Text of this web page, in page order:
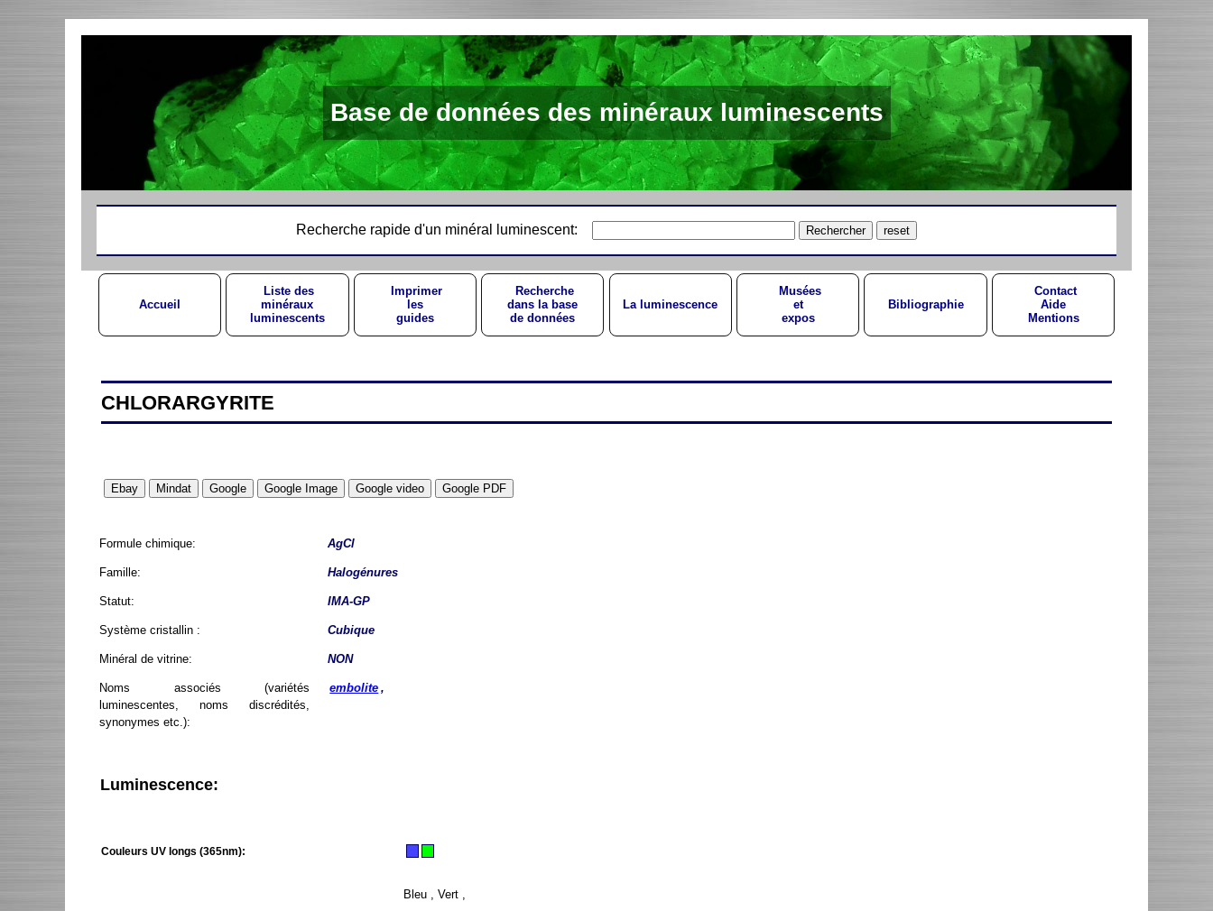
Base de données des minéraux luminescents
Recherche rapide d'un minéral luminescent:
Accueil
Liste des
minéraux
luminescents
Imprimer
les
guides
Recherche
dans la base
de données
La luminescence
Musées
et
expos
Bibliographie
Contact
Aide
Mentions
CHLORARGYRITE
Formule chimique: AgCl
Famille: Halogénures
Statut: IMA-GP
Système cristallin : Cubique
Minéral de vitrine: NON
Noms associés (variétés
luminescentes, noms discrédités,
synonymes etc.):
embolite ,
Luminescence:
Couleurs UV longs (365nm):
Bleu , Vert ,